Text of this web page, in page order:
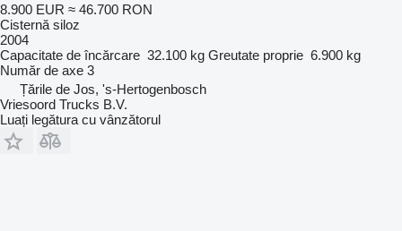
8.900 EUR ≈ 46.700 RON
Cisternă siloz
2004
Capacitate de încărcare 32.100 kg Greutate proprie 6.900 kg
Număr de axe 3
Țările de Jos, 's-Hertogenbosch
Vriesoord Trucks B.V.
Luați legătura cu vânzătorul